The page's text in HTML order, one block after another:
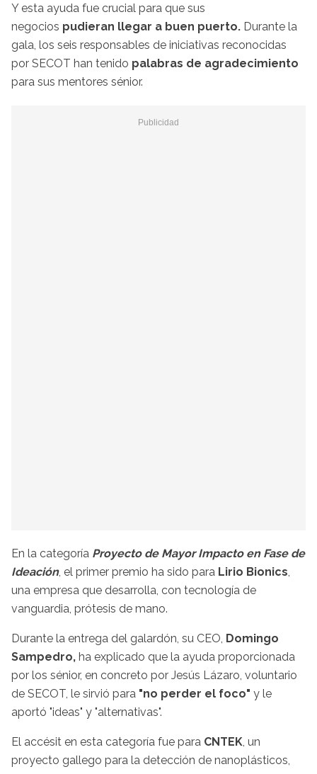
Y esta ayuda fue crucial para que sus
negocios pudieran llegar a buen puerto. Durante la
gala, los seis responsables de iniciativas reconocidas
por SECOT han tenido palabras de agradecimiento
para sus mentores sénior.
En la categoría Proyecto de Mayor Impacto en Fase de
Ideación, el primer premio ha sido para Lirio Bionics,
una empresa que desarrolla, con tecnología de
vanguardia, prótesis de mano.
Durante la entrega del galardón, su CEO, Domingo
Sampedro, ha explicado que la ayuda proporcionada
por los sénior, en concreto por Jesús Lázaro, voluntario
de SECOT, le sirvió para "no perder el foco" y le
aportó "ideas" y "alternativas".
El accésit en esta categoría fue para CNTEK, un
proyecto gallego para la detección de nanoplásticos,